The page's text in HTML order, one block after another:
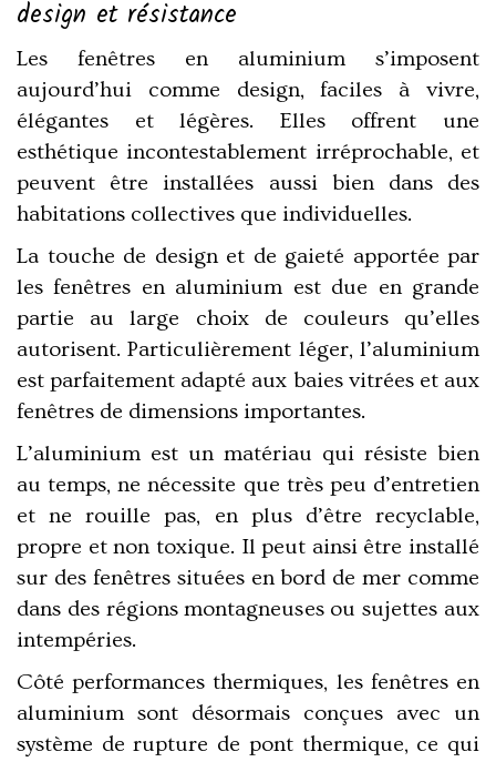
design et résistance
Les fenêtres en aluminium s’imposent
aujourd’hui comme design, faciles à vivre,
élégantes et légères. Elles offrent une
esthétique incontestablement irréprochable, et
peuvent être installées aussi bien dans des
habitations collectives que individuelles.
La touche de design et de gaieté apportée par
lesfenêtres en aluminium est due en grande
partie au large choix de couleurs qu’elles
autorisent. Particulièrement léger, l’aluminium
est parfaitement adapté aux baies vitrées et aux
fenêtres de dimensions importantes.
L’aluminium est un matériau qui résiste bien
au temps, ne nécessite que très peu d’entretien
et ne rouille pas, en plus d’être recyclable,
propre et non toxique. Il peut ainsi être installé
sur des fenêtres situées en bord de mer comme
dans des régions montagneusesou sujettes aux
intempéries.
Côté performances thermiques, les fenêtres en
aluminium sont désormais conçues avec un
système de rupture de pont thermique, ce qui